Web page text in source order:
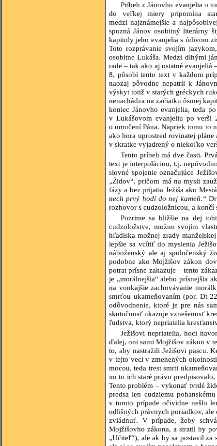
Príbeh z Jánovho evanjelia o
do veľkej miery pripomína
medzi najznámejšie a
spozná Jánov osobitný literárny
kapitoly jeho evanjelia s údivom
Toto rozprávanie svojím
osobitne Lukáša. Medzi dlhými
rade – tak ako aj ostatné
8, pôsobí tento text v každom
naozaj pôvodne nepatril k
výskyt totiž v starých gréckych
nenachádza na začiatku ôsmej
koniec Jánovho evanjelia, teda
v Lukášovom evanjeliu po verši
o umučení Pána. Napriek tomu to
ako hora uprostred rovinatej
v skratke vyjadrený o niekoľko
Tento príbeh má dve časti.
text je interpoláciou, t.j.
slovné spojenie označujúce
„Židov“, pričom má na mysli
fázy a bez prijatia Ježiša ako
nech prvý hodí do nej kameň.“
rozhovor s cudzoložnicou, a
Pozrime sa bližšie na dej
cudzoložstve, možno svojím
hľadiska možnej zrady
lepšie sa vcítiť do myslenia
náboženský ale aj spoločenský
podobne ako Mojžišov zákon
potrat prísne zakazuje – tento
je „morálnejšia“ alebo prísnejšia
na vonkajšie zachovávanie
smrťou ukameňovaním (por. Dt
odôvodnenie, ktoré je pre nás
skutočnosť ukazuje vznešenosť
ľudstva, ktorý nepriatelia
Ježišovi nepriatelia, hoci
ďalej, oni sami Mojžišov zákon v
to, aby nastražili Ježišovi pascu.
v tejto veci v zmenených
mocou, teda trest smrti
im to ich staré právo
Tento problém – vykonať tvrdé
predsa len cudziemu
v tomto prípade očividne nešlo
odlišných právnych poriadkov,
zvládnuť. V prípade, žeby
Mojžišovho zákona, a stratil by
„Učiteľ“), ale ak by sa postavil za